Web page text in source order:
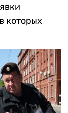
которых